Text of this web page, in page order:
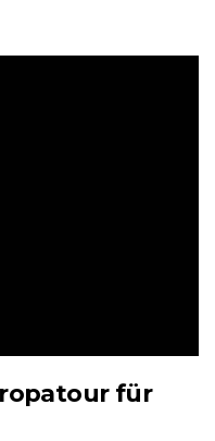
für